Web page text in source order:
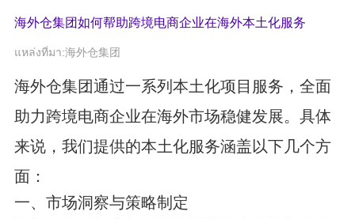
海外仓集团如何帮助跨境电商企业在海外本土化服务
แหล่งที่มา:海外仓集团
海外仓集团通过一系列本土化项目服务，全面
助力跨境电商企业在海外市场稳健发展。具体
来说，我们提供的本土化服务涵盖以下几个方
面：
一、市场洞察与策略制定